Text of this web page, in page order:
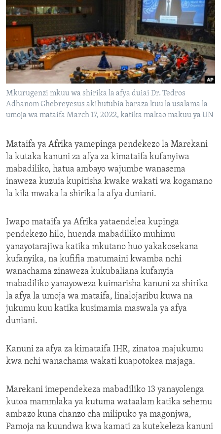
Mkurugenzi mkuu wa shirika la afya duiai Dr. Tedros
Adhanom Ghebreyesus akihutubia baraza kuu la usalama la
umoja wa mataifa March 17, 2022, katika makao makuu ya UN
Mataifa ya Afrika yamepinga pendekezo la Marekani
la kutaka kanuni za afya za kimataifa kufanyiwa
mabadiliko, hatua ambayo wajumbe wanasema
inaweza kuzuia kupitisha kwake wakati wa kogamano
la kila mwaka la shirika la afya duniani.
Iwapo mataifa ya Afrika yataendelea kupinga
pendekezo hilo, huenda mabadiliko muhimu
yanayotarajiwa katika mkutano huo yakakosekana
kufanyika, na kufifia matumaini kwamba nchi
wanachama zinaweza kukubaliana kufanyia
mabadiliko yanayoweza kuimarisha kanuni za shirika
la afya la umoja wa mataifa, linalojaribu kuwa na
jukumu kuu katika kusimamia maswala ya afya
duniani.
Kanuni za afya za kimataifa IHR, zinatoa majukumu
kwa nchi wanachama wakati kuapotokea majaga.
Marekani imependekeza mabadiliko 13 yanayolenga
kutoa mammlaka ya kutuma wataalam katika sehemu
ambazo kuna chanzo cha milipuko ya magonjwa,
Pamoja na kuundwa kwa kamati za kutekeleza kanuni